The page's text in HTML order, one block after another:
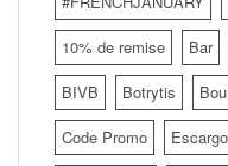
10% de remise
Bar
BIVB
Botrytis
Code Promo